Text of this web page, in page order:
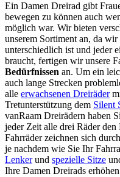
Ein Damen Dreirad gibt
bewegen zu können auch
möglich war. Wir bieten
unserem Sortiment an, da wir
unterschiedlich ist und jeder
braucht, fertigen wir unsere
Bedürfnissen an. Um ein
auch lange Strecken
alle erwachsenen Dreiräder
Tretunterstützung dem Silent
vanRaam Dreirädern haben
jeder Zeit alle drei Räder
Fahrräder zeichnen sich
je nachdem wie Sie Ihr
Lenkerund spezielle Sitze
Ihre Damen Dreirads